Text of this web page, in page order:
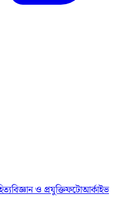
বিজ্ঞান ও প্রযুক্তিফটোআর্কাইভ